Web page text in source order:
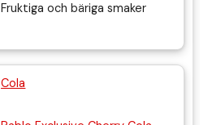
Fruktiga och bäriga smaker
Cola